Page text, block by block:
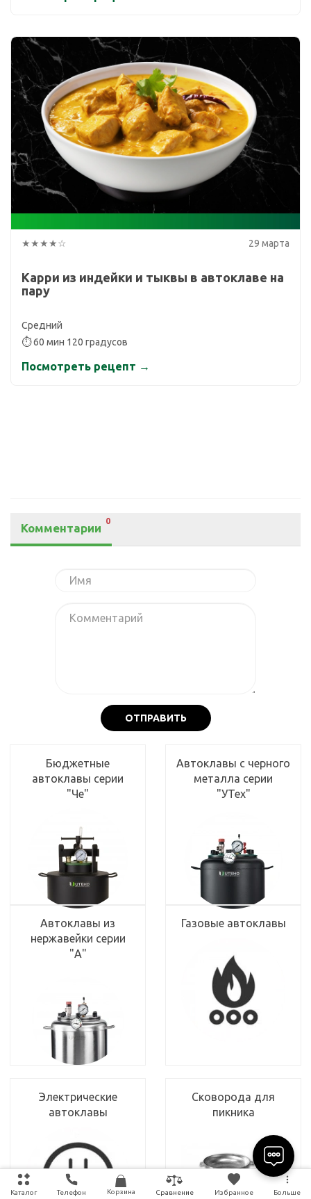
Каталог Телефон Корзина Сравнение Избранное Больше
★★★★☆ 29 марта
Карри из индейки и тыквы в автоклаве на
пару
Средний
⏱ 60 мин 120 градусов
Посмотреть рецепт →
Комментарии
0
ОТПРАВИТЬ
Бюджетные
автоклавы серии
"Че"
Автоклавы с черного
металла серии
"УТех"
Автоклавы из
нержавейки серии
"А"
Газовые автоклавы
Электрические
автоклавы
Сковорода для
пикника